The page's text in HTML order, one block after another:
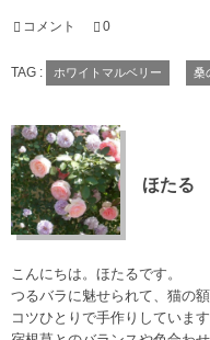
コメント 0
TAG : ホワイトマルベリー 桑
ほたる
こんにちは。ほたるです。
つるバラに魅せられて、猫の
コツひとりで手作りしています